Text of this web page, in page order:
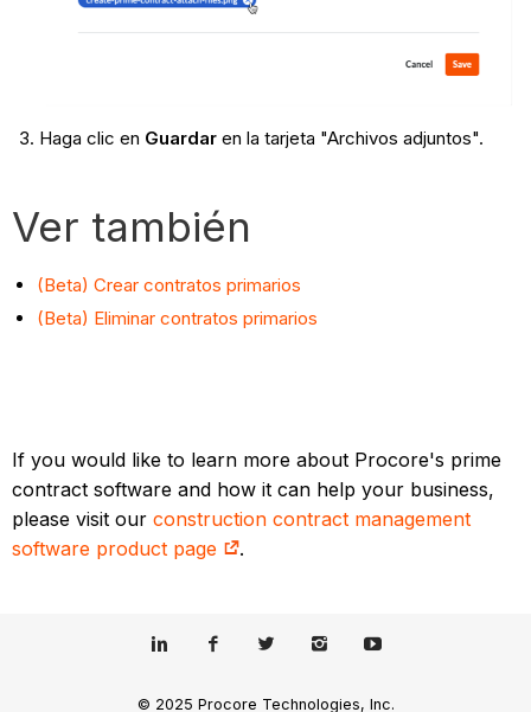
Haga clic en Guardaren la tarjeta "Archivos adjuntos".
Ver también
(Beta) Crear contratos primarios
(Beta) Eliminar contratos primarios
If you would like to learn more about Procore's prime
contract software and how it can help your business,
please visit ourconstruction contract management
software product page
.
© 2025 Procore Technologies, Inc.